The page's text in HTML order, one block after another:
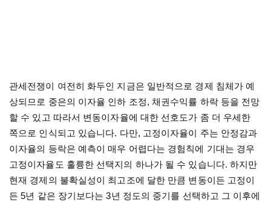
관세전쟁이 여전히 화두인 지금은 일반적으로 경제 침체가 예
상되므로 중은의 이자율 인하 조정, 채권수익률 하락 등을 전망
할 수 있고 따라서 변동이자율에 대한 선호도가 좀 더 우세한
쪽으로 인식되고 있습니다. 다만, 고정이자율이 주는 안정감과
이자율의 등락은 예측이 매우 어렵다는 경험칙에 기대는 경우
고정이자율도 훌륭한 선택지의 하나가 될 수 있습니다.하지만
현재 경제의 불확실성이 최고조에 달한 만큼 변동이든 고정이
든 5년 같은 장기보다는 3년 정도의 중기를 선택하고 그 이후에